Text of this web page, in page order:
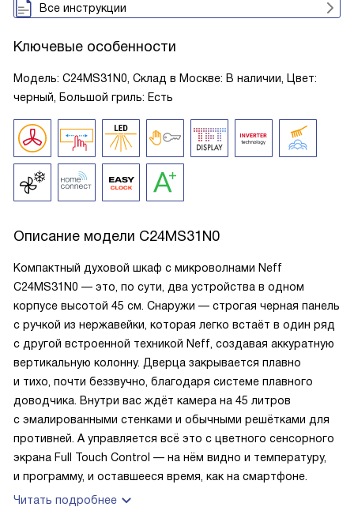
Все инструкции
Ключевые особенности
Модель: C24MS31N0, Склад в Москве: В наличии, Цвет:
черный, Большой гриль: Есть
Описание модели C24MS31N0
Компактный духовой шкаф с микроволнами Neff
C24MS31N0 — это, по сути, два устройства в одном
корпусе высотой 45 см. Снаружи — строгая черная панель
с ручкой из нержавейки, которая легко встаёт в один ряд
с другой встроенной техникой Neff, создавая аккуратную
вертикальную колонну. Дверца закрывается плавно
и тихо, почти беззвучно, благодаря системе плавного
доводчика. Внутри вас ждёт камера на 45 литров
с эмалированными стенками и обычными решётками для
противней. А управляется всё это с цветного сенсорного
экрана Full Touch Control — на нём видно и температуру,
и программу, и оставшееся время, как на смартфоне.
Читать подробнее